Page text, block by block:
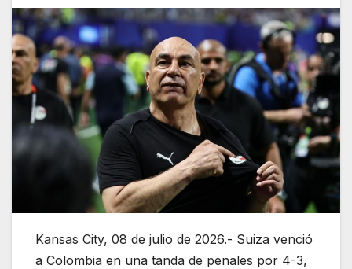
Kansas City, 08 de julio de 2026.- Suiza venció
a Colombia en una tanda de penales por 4-3,